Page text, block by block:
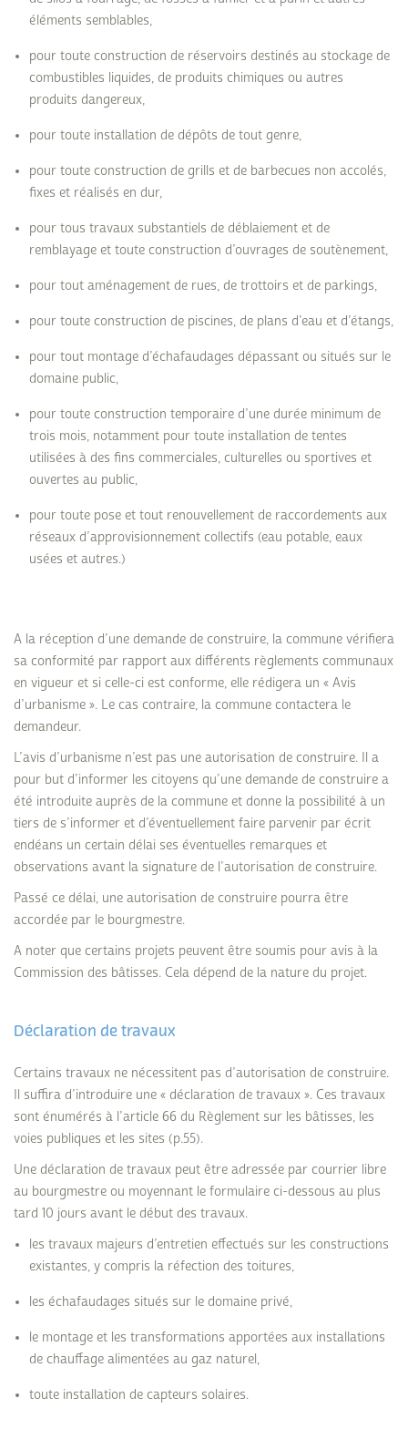
éléments semblables,
pour toute construction de réservoirs destinés au stockage de
combustibles liquides, de produits chimiques ou autres
produits dangereux,
pour toute installation de dépôts de tout genre,
pour toute construction de grills et de barbecues non accolés,
fixes et réalisés en dur,
pour tous travaux substantiels de déblaiement et de
remblayage et toute construction d’ouvrages de soutènement,
pour tout aménagement de rues, de trottoirs et de parkings,
pour toute construction de piscines, de plans d’eau et d’étangs,
pour tout montage d’échafaudages dépassant ou situés sur le
domaine public,
pour toute construction temporaire d’une durée minimum de
trois mois, notamment pour toute installation de tentes
utilisées à des fins commerciales, culturelles ou sportives et
ouvertes au public,
pour toute pose et tout renouvellement de raccordements aux
réseaux d’approvisionnement collectifs (eau potable, eaux
usées et autres.)
A la réception d’une demande de construire, la commune vérifiera
sa conformité par rapport aux différents règlements communaux
en vigueur et si celle-ci est conforme, elle rédigera un « Avis
d’urbanisme ». Le cas contraire, la commune contactera le
demandeur.
L’avis d’urbanisme n’est pas une autorisation de construire. Il a
pour but d’informer les citoyens qu’une demande de construire a
été introduite auprès de la commune et donne la possibilité à un
tiers de s’informer et d’éventuellement faire parvenir par écrit
endéans un certain délai ses éventuelles remarques et
observations avant la signature de l’autorisation de construire.
Passé ce délai, une autorisation de construire pourra être
accordée par le bourgmestre.
A noter que certains projets peuvent être soumis pour avis à la
Commission des bâtisses. Cela dépend de la nature du projet.
Déclaration de travaux
Certains travaux ne nécessitent pas d’autorisation de construire.
Il suffira d’introduire une « déclaration de travaux ». Ces travaux
sont énumérés à l’article 66 du Règlement sur les bâtisses, les
voies publiques et les sites (p.55).
Une déclaration de travaux peut être adressée par courrier libre
au bourgmestre ou moyennant le formulaire ci-dessous au plus
tard 10 jours avant le début des travaux.
les travaux majeurs d’entretien effectués sur les constructions
existantes, y compris la réfection des toitures,
les échafaudages situés sur le domaine privé,
le montage et les transformations apportées aux installations
de chauffage alimentées au gaz naturel,
toute installation de capteurs solaires.